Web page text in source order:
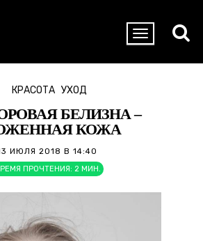
КРАСОТА УХОД
БЕЛИЗНА –
КОЖА
ИЮЛЯ 2018 В 14:40
ПРОЧТЕНИЯ: 2 МИН.